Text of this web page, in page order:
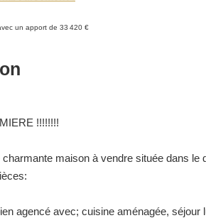
un apport de 33 420 €
!!!!!!!!
maison à vendre située dans le
agencé avec; cuisine aménagée,